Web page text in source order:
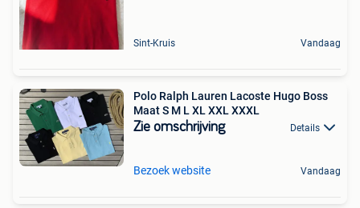
Sint-Kruis Vandaag
Polo Ralph Lauren Lacoste Hugo Boss
Maat S M L XL XXL XXXL
Zie omschrijving Details
Bezoek website Vandaag